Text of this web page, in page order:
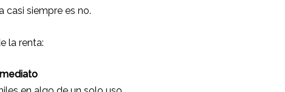
casi siempre es no.
la renta: